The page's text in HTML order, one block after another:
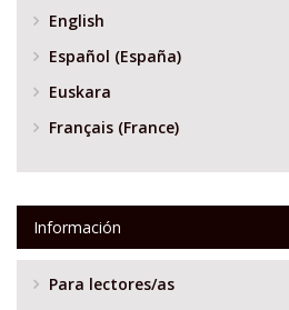
English
Español (España)
Euskara
Français (France)
Información
Para lectores/as